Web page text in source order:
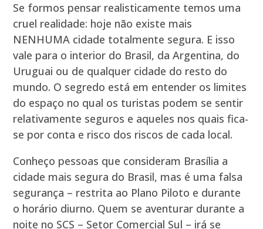
Se formos pensar realisticamente temos uma
cruel realidade: hoje não existe mais
NENHUMA cidade totalmente segura. E isso
vale para o interior do Brasil, da Argentina, do
Uruguai ou de qualquer cidade do resto do
mundo. O segredo está em entender os limites
do espaço no qual os turistas podem se sentir
relativamente seguros e aqueles nos quais fica-
se por conta e risco dos riscos de cada local.
Conheço pessoas que consideram Brasília a
cidade mais segura do Brasil, mas é uma falsa
segurança – restrita ao Plano Piloto e durante
o horário diurno. Quem se aventurar durante a
noite no SCS – Setor Comercial Sul – irá se